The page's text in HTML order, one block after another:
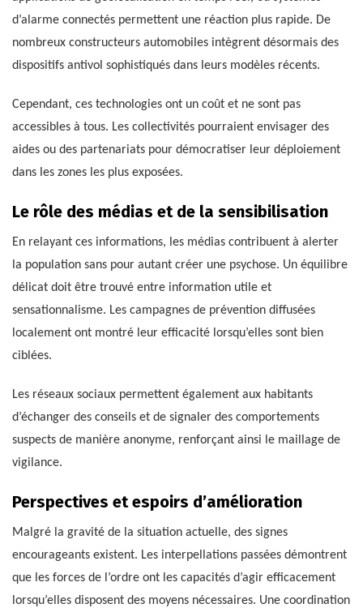
d’alarme connectés permettent une réaction plus rapide. De
nombreux constructeurs automobiles intègrent désormais des
dispositifs antivol sophistiqués dans leurs modèles récents.
Cependant, ces technologies ont un coût et ne sont pas
accessibles à tous. Les collectivités pourraient envisager des
aides ou des partenariats pour démocratiser leur déploiement
dans les zones les plus exposées.
Le rôle des médias et de la sensibilisation
En relayant ces informations, les médias contribuent à alerter
la population sans pour autant créer une psychose. Un équilibre
délicat doit être trouvé entre information utile et
sensationnalisme. Les campagnes de prévention diffusées
localement ont montré leur efficacité lorsqu’elles sont bien
ciblées.
Les réseaux sociaux permettent également aux habitants
d’échanger des conseils et de signaler des comportements
suspects de manière anonyme, renforçant ainsi le maillage de
vigilance.
Perspectives et espoirs d’amélioration
Malgré la gravité de la situation actuelle, des signes
encourageants existent. Les interpellations passées démontrent
que les forces de l’ordre ont les capacités d’agir efficacement
lorsqu’elles disposent des moyens nécessaires. Une coordination